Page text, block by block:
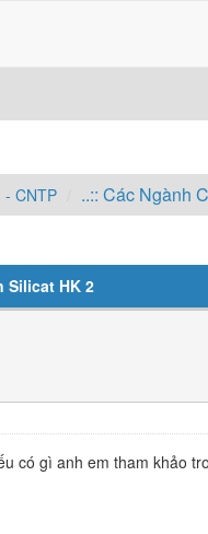
- CNTP ..:: Các Ngành
Silicat HK 2
có gì anh em tham khảo